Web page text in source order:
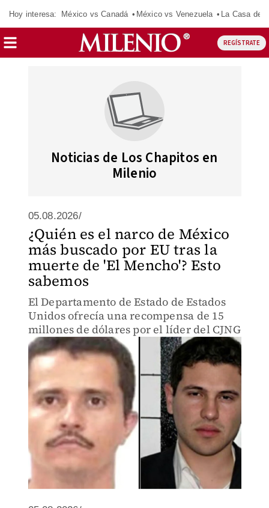
Hoy interesa: México vs Canadá México vs Venezuela La Casa de
REGÍSTRATE
Noticias de Los Chapitos en
Milenio
05.08.2026/
¿Quién es el narco de México
más buscado por EU tras la
muerte de 'El Mencho'? Esto
sabemos
El Departamento de Estado de Estados
Unidos ofrecía una recompensa de 15
millones de dólares por el líder del CJNG